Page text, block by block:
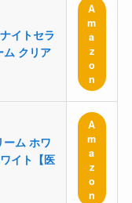
イトセラ
ム クリア
A
m
a
z
o
n
ム ホワ
イト【医
A
m
a
z
o
n